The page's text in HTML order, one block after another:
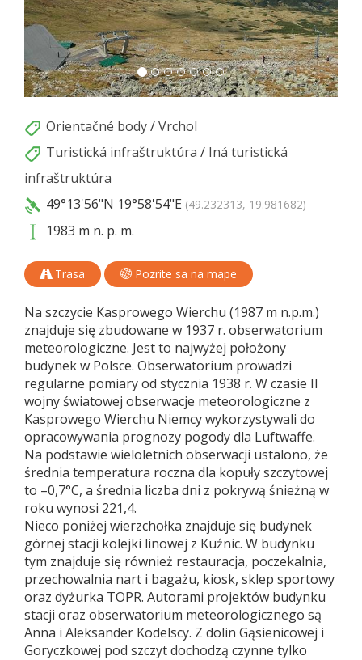
Orientačné body/Vrchol
Turistická infraštruktúra / Iná turistická
infraštruktúra
49°13'56"N 19°58'54"E (49.232313, 19.981682)
1983 m n. p. m.
Trasa Pozrite sa na mape
Na szczycie Kasprowego Wierchu (1987 m n.p.m.)
znajduje się zbudowane w 1937 r. obserwatorium
meteorologiczne. Jest to najwyżej położony
budynek w Polsce. Obserwatorium prowadzi
regularne pomiary od stycznia 1938 r. W czasie II
wojny światowej obserwacje meteorologiczne z
Kasprowego Wierchu Niemcy wykorzystywali do
opracowywania prognozy pogody dla Luftwaffe.
Na podstawie wieloletnich obserwacji ustalono, że
średnia temperatura roczna dla kopuły szczytowej
to –0,7°C, a średnia liczba dni z pokrywą śnieżną w
roku wynosi 221,4.
Nieco poniżej wierzchołka znajduje się budynek
górnej stacji kolejki linowej z Kuźnic. W budynku
tym znajduje się również restauracja, poczekalnia,
przechowalnia nart i bagażu, kiosk, sklep sportowy
oraz dyżurka TOPR. Autorami projektów budynku
stacji oraz obserwatorium meteorologicznego są
Anna i Aleksander Kodelscy. Z dolin Gąsienicowej i
Goryczkowej pod szczyt dochodzą czynne tylko